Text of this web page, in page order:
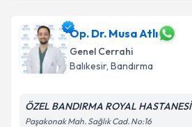
Op. Dr. Musa Atlı
Genel Cerrahi
Balıkesir, Bandırma
ÖZEL BANDIRMA ROYAL HASTANESİ
Paşakonak Mah. Sağlık Cad. No:16